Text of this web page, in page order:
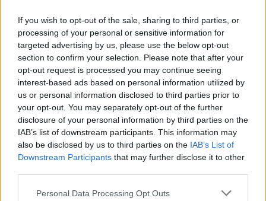
If you wish to opt-out of the sale, sharing to third parties, or
processing of your personal or sensitive information for
targeted advertising by us, please use the below opt-out
section to confirm your selection. Please note that after your
opt-out request is processed you may continue seeing
interest-based ads based on personal information utilized by
us or personal information disclosed to third parties prior to
your opt-out. You may separately opt-out of the further
disclosure of your personal information by third parties on the
IAB’s list of downstream participants. This information may
also be disclosed by us to third parties on the IAB’s List of
Downstream Participants that may further disclose it to other
Personal Data Processing Opt Outs
Věk: ??
Kontakt
Napsat uživateli vzkaz
Informace o profilu a chatu
Registrace od: 03.04.2014 06:14
Online : Není nikde online
Počet přátel : 1